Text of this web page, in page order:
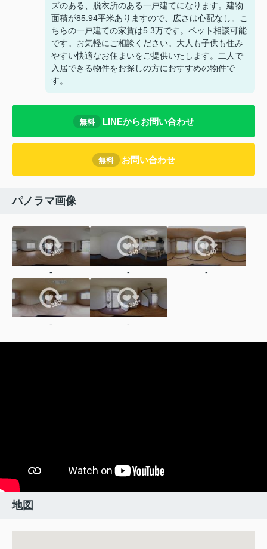
ズのある、脱衣所のある一戸建てになります。建物
面積が85.94平米ありますので、広さは心配なし。こ
ちらの一戸建ての家賃は5.3万です。ペット相談可能
です。お気軽にご相談ください。大人も子供も住み
やすい快適なお住まいをご提供いたします。二人で
入居できる物件をお探しの方におすすめの物件で
す。
無料 LINEからお問い合わせ
無料 お問い合わせ
パノラマ画像
- - -
- -
地図